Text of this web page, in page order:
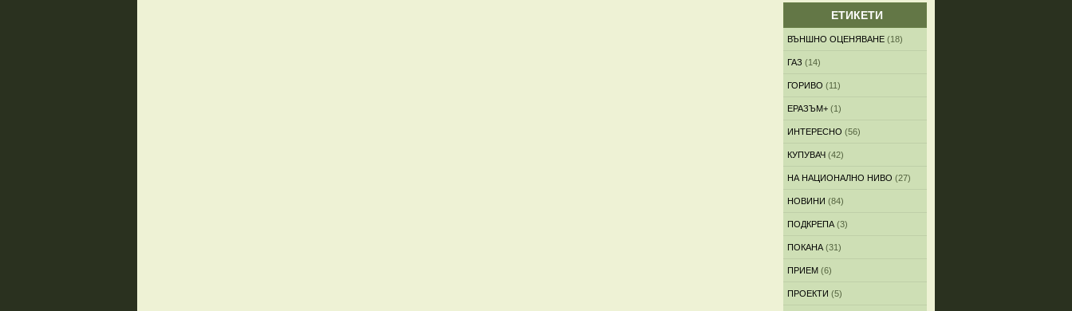
ЕТИКЕТИ
ВЪНШНО ОЦЕНЯВАНЕ (18)
ГАЗ (14)
ГОРИВО (11)
ЕРАЗЪМ+ (1)
ИНТЕРЕСНО (56)
КУПУВАЧ (42)
НА НАЦИОНАЛНО НИВО (27)
НОВИНИ (84)
ПОДКРЕПА (3)
ПОКАНА (31)
ПРИЕМ (6)
ПРОЕКТИ (5)